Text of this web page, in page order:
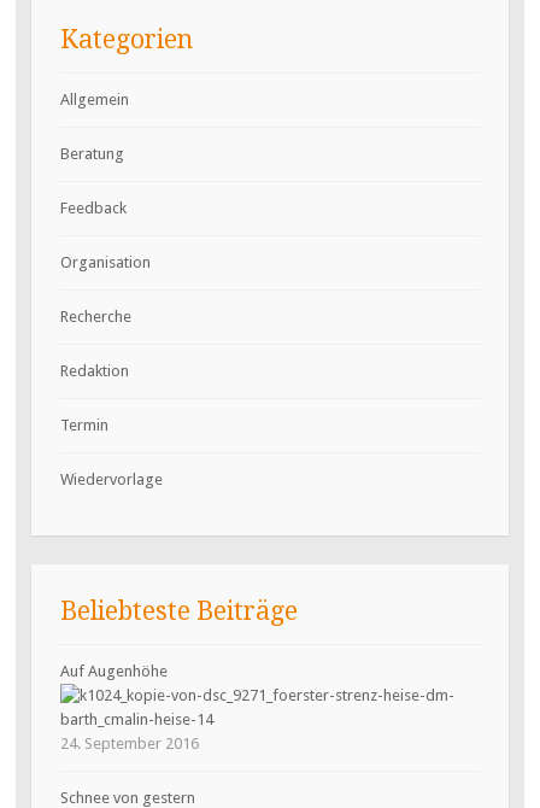
Kategorien
Allgemein
Beratung
Feedback
Organisation
Recherche
Redaktion
Termin
Wiedervorlage
Beliebteste Beiträge
Auf Augenhöhe
24. September 2016
Schnee von gestern